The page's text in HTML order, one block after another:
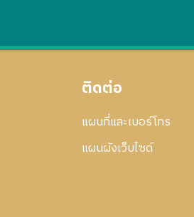
ติดต่อ
แผนที่และเบอร์โทร
แผนผังเว็บไซด์